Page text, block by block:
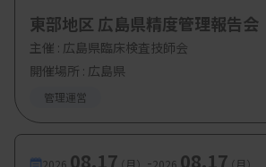
東部地区 広島県精度管理報告会
主催 : 広島県臨床検査技師会
開催場所 : 広島県
管理運営
2026. 08.17（月） -2026. 08.17（月）